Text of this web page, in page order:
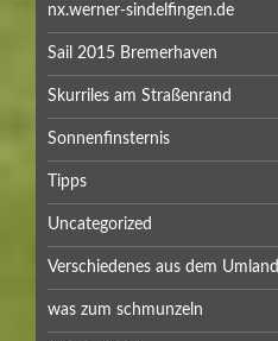
nx.werner-sindelfingen.de
Sail 2015 Bremerhaven
Skurriles am Straßenrand
Sonnenfinsternis
Tipps
Uncategorized
Verschiedenes aus dem Umland
was zum schmunzeln